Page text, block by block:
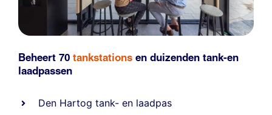
Beheert 70 tankstations en duizenden tank-en
laadpassen
Den Hartog tank- en laadpas